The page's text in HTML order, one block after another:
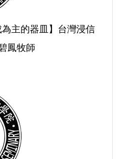
為主的器皿】台灣浸信
鳳牧師